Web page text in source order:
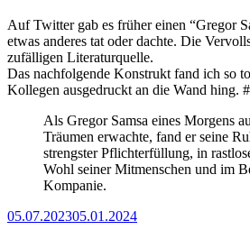
Auf Twitter gab es früher einen “Gregor
etwas anderes tat oder dachte. Die
zufälligen Literaturquelle.
Das nachfolgende Konstrukt fand ich so
Kollegen ausgedruckt an die Wand hing.
Als Gregor Samsa eines Morgens
Träumen erwachte, fand er seine
strengster Pflichterfüllung, in
Wohl seiner Mitmenschen und im
Kompanie.
Posted
05.07.202305.01.2024